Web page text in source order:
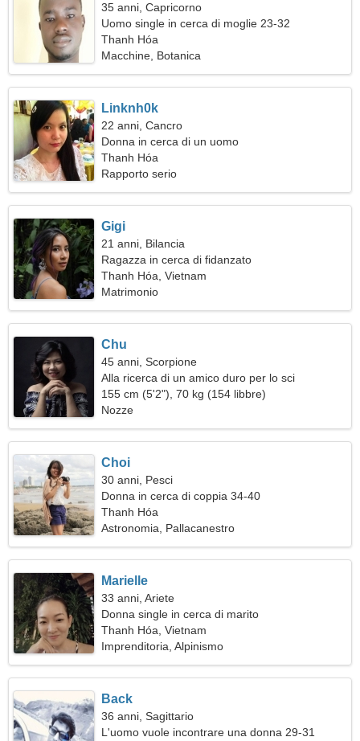
35 anni, Capricorno
Uomo single in cerca di moglie 23-32
Thanh Hóa
Macchine, Botanica
Linknh0k
22 anni, Cancro
Donna in cerca di un uomo
Thanh Hóa
Rapporto serio
Gigi
21 anni, Bilancia
Ragazza in cerca di fidanzato
Thanh Hóa, Vietnam
Matrimonio
Chu
45 anni, Scorpione
Alla ricerca di un amico duro per lo sci
155 cm (5'2"), 70 kg (154 libbre)
Nozze
Choi
30 anni, Pesci
Donna in cerca di coppia 34-40
Thanh Hóa
Astronomia, Pallacanestro
Marielle
33 anni, Ariete
Donna single in cerca di marito
Thanh Hóa, Vietnam
Imprenditoria, Alpinismo
Back
36 anni, Sagittario
L'uomo vuole incontrare una donna 29-31